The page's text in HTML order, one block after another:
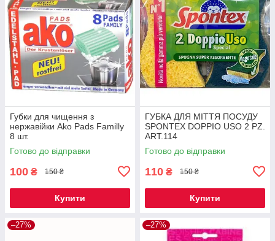
Губки для чищення з
нержавійки Ako Pads Familly
8 шт.
Готово до відправки
100 ₴ 150 ₴
Купити
ГУБКА ДЛЯ МІТТЯ ПОСУДУ
SPONTEX DOPPIO USO 2 PZ.
ART.114
Готово до відправки
110 ₴ 150 ₴
Купити
–27% –27%